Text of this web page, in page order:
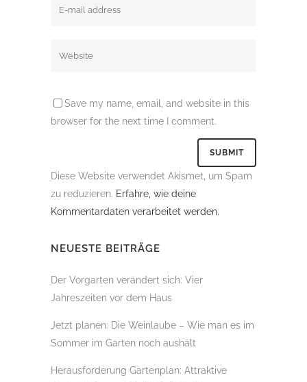
Save my name, email, and website in this
browser for the next time I comment.
Diese Website verwendet Akismet, um Spam
zu reduzieren. Erfahre, wie deine
Kommentardaten verarbeitet werden.
NEUESTE BEITRÄGE
Der Vorgarten verändert sich: Vier
Jahreszeiten vor dem Haus
Jetzt planen: Die Weinlaube – Wie man es im
Sommer im Garten noch aushält
Herausforderung Gartenplan: Attraktive